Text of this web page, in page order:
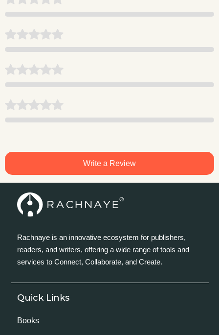
Write a Review
Rachnaye is an innovative ecosystem for publishers,
readers, and writers, offering a wide range of tools and
services to Connect, Collaborate, and Create.
Quick Links
Books